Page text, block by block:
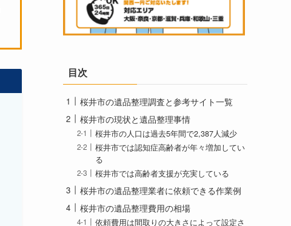
目次
桜井市の遺品整理調査と参考サイト一覧
桜井市の現状と遺品整理事情
桜井市の人口は過去5年間で2,387人減少
桜井市では認知症高齢者が年々増加してい
る
桜井市では高齢者支援が充実している
桜井市の遺品整理業者に依頼できる作業例
桜井市の遺品整理費用の相場
依頼費用は間取りの大きさによって設定さ